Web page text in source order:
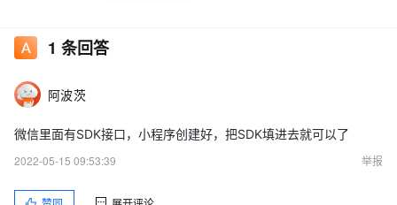
1 条回答
阿波茨
微信里面有SDK接口，小程序创建好，把SDK填进去就可以了
2022-05-15 09:53:39
举报